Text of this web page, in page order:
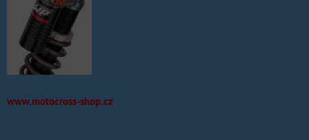
www.motocross-shop.cz